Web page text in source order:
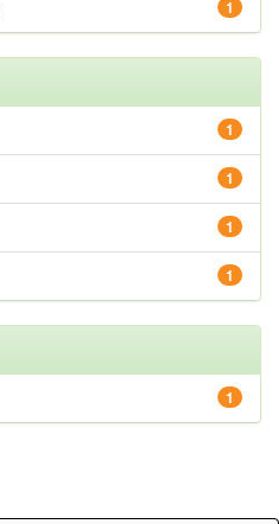
1
1
1
1
1
1